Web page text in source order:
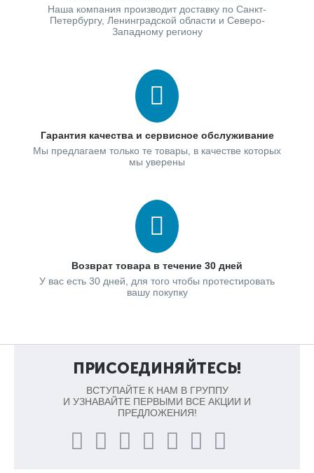
Наша компания производит доставку по Санкт-
Петербургу, Ленинградской области и Северо-
Западному региону
Гарантия качества и сервисное обслуживание
Мы предлагаем только те товары, в качестве которых
мы уверены
Возврат товара в течение 30 дней
У вас есть 30 дней, для того чтобы протестировать
вашу покупку
ПРИСОЕДИНЯЙТЕСЬ!
ВСТУПАЙТЕ К НАМ В ГРУППУ
И УЗНАВАЙТЕ ПЕРВЫМИ ВСЕ АКЦИИ И
ПРЕДЛОЖЕНИЯ!